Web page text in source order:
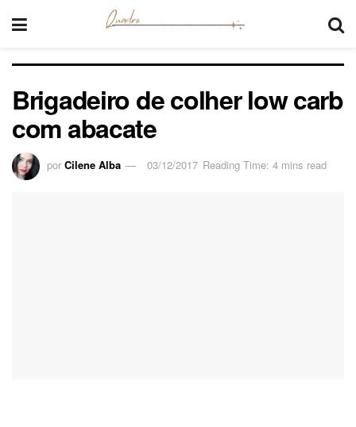
Brigadeiro de colher low carb
com abacate
por Cilene Alba 03/12/2017 Reading Time: 4 mins read